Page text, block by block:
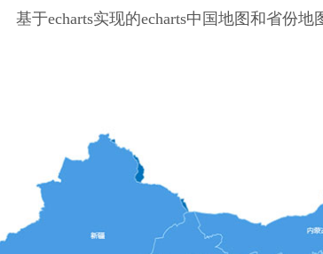
基于echarts实现的echarts中国地图和省份地图位置信息标